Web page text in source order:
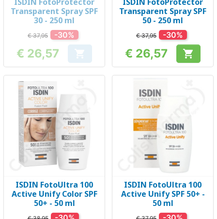
Transparent Spray SPF
30 - 250 ml
€ 37,95 -30%
Prijs
€ 26,57 
Transparent Spray SPF
50 - 250 ml
€ 37,95 -30%
Prijs
€ 26,57 
ISDIN FotoUltra 100
Active Unify Color SPF
50+ - 50 ml
ISDIN FotoUltra 100
Active Unify SPF 50+ -
50 ml